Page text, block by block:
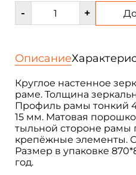
-
товара
Зеркало
раме
настенное
D80
см.
Lunar
+
Описание
Круглое настенное
раме. Толщина
Профиль рамы тонкий
15 мм. Матовая
тыльной стороне рамы
крепёжные элементы.
Размер в упаковке
год.